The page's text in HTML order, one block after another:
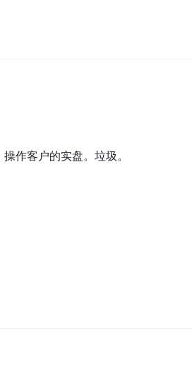
作客户的实盘。垃圾。